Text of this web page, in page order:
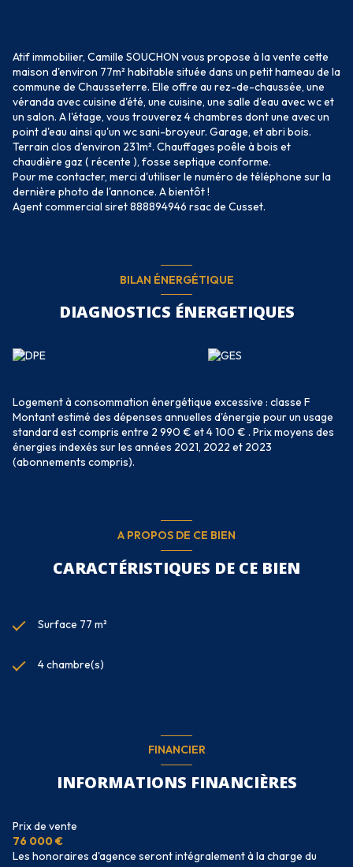
Atif immobilier, Camille SOUCHON vous propose à la vente cette
maison d'environ 77m² habitable située dans un petit hameau de la
commune de Chausseterre. Elle offre au rez-de-chaussée, une
véranda avec cuisine d'été, une cuisine, une salle d'eau avec wc et
un salon. A l'étage, vous trouverez 4 chambres dont une avec un
point d'eau ainsi qu'un wc sani-broyeur. Garage, et abri bois.
Terrain clos d'environ 231m². Chauffages poêle à bois et
chaudière gaz ( récente ), fosse septique conforme.
Pour me contacter, merci d'utiliser le numéro de téléphone sur la
dernière photo de l'annonce. A bientôt !
Agent commercial siret 888894946 rsac de Cusset.
BILAN ÉNERGÉTIQUE
DIAGNOSTICS ÉNERGETIQUES
Logement à consommation énergétique excessive : classe F
Montant estimé des dépenses annuelles d'énergie pour un usage
standard est compris entre 2 990 € et 4 100 € . Prix moyens des
énergies indexés sur les années 2021, 2022 et 2023
(abonnements compris).
A PROPOS DE CE BIEN
CARACTÉRISTIQUES DE CE BIEN
Surface 77 m²
4 chambre(s)
FINANCIER
INFORMATIONS FINANCIÈRES
Prix de vente
76 000 €
Les honoraires d'agence seront intégralement à la charge du